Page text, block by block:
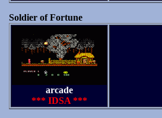
Soldier of Fortune
arcade
*** IDSA ***